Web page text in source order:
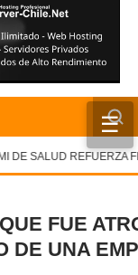
☰
DE SALUD REFUERZA
FUE
DE UNA